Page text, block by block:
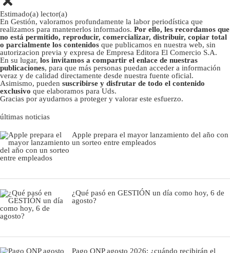
Estimado(a) lector(a)
En Gestión, valoramos profundamente la labor periodística que
realizamos para mantenerlos informados. Por ello, les recordamos que
no está permitido, reproducir, comercializar, distribuir, copiar total
o parcialmente los contenidos que publicamos en nuestra web, sin
autorizacion previa y expresa de Empresa Editora El Comercio S.A.
En su lugar, los invitamos a compartir el enlace de nuestras
publicaciones, para que más personas puedan acceder a información
veraz y de calidad directamente desde nuestra fuente oficial.
Asimismo, pueden suscribirse y disfrutar de todo el contenido
exclusivo que elaboramos para Uds.
Gracias por ayudarnos a proteger y valorar este esfuerzo.
últimas noticias
Apple prepara el mayor lanzamiento del año con
un sorteo entre empleados
¿Qué pasó en GESTIÓN un día como hoy, 6 de
agosto?
Pago ONP agosto 2026: ¿cuándo recibirán el